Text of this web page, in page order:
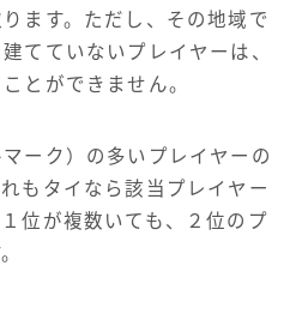
ます。ただし、その地域で
てていないプレイヤーは、
とができません。
ーク）の多いプレイヤーの
もタイなら該当プレイヤー
位が複数いても、２位のプ